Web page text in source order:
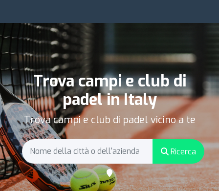
Trova campi e club di
padel in Italy
Trova campi e club di padel vicino a te
Ricerca